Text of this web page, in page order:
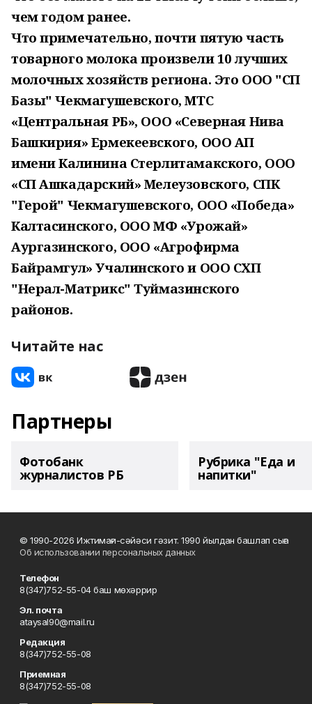
чем годом ранее.
Что примечательно, почти пятую часть
товарного молока произвели 10 лучших
молочных хозяйств региона. Это ООО "СП
Базы" Чекмагушевского, МТС
«Центральная РБ», ООО «Северная Нива
Башкирия» Ермекеевского, ООО АП
имени Калинина Стерлитамакского, ООО
«СП Ашкадарский» Мелеузовского, СПК
"Герой" Чекмагушевского, ООО «Победа»
Калтасинского, ООО МФ «Урожай»
Аургазинского, ООО «Агрофирма
Байрамгул» Учалинского и ООО СХП
"Нерал-Матрикс" Туймазинского
районов.
Читайте нас
Партнеры
Фотобанк
журналистов РБ
Рубрика "Еда и
напитки"
© 1990-2026 Ижтимағи-сәйәси гәзит. 1990 йылдан башлап сыға
Об использовании персональных данных
Телефон
8(347)752-55-04 баш мөхәррир
Эл. почта
ataysal90@mail.ru
Редакция
8(347)752-55-08
Приемная
8(347)752-55-08